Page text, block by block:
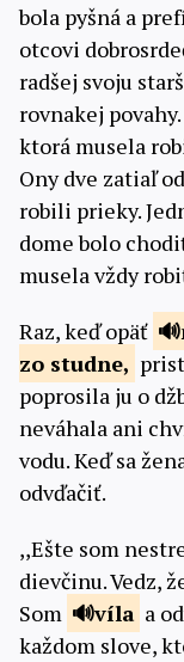
bola pyšná a
otcovi
radšej svoju
rovnakej
ktorá musela
Ony dve zatiaľ
robili prieky.
dome bolo
musela vždy
Raz, keď opäť
zo studne,
poprosila ju o
neváhala ani
vodu. Keď sa
odvďačiť.
,,Ešte som
dievčinu. Vedz,
Som
víla a
každom slove,